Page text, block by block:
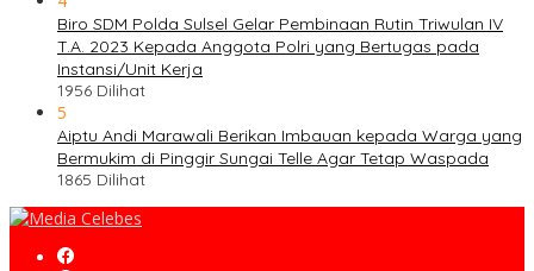
Biro SDM Polda Sulsel Gelar Pembinaan Rutin Triwulan IV
T.A. 2023 Kepada Anggota Polri yang Bertugas pada
Instansi/Unit Kerja
1956 Dilihat
5
Aiptu Andi Marawali Berikan Imbauan kepada Warga yang
Bermukim di Pinggir Sungai Telle Agar Tetap Waspada
1865 Dilihat